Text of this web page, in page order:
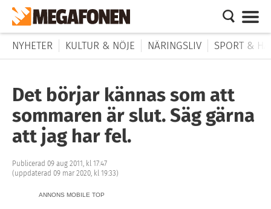
NYHETER KULTUR & NÖJE NÄRINGSLIV SPORT &
Det börjar kännas som att
sommaren är slut. Säg gärna
att jag har fel.
Publicerad 09 aug 2011, kl 17:47
(uppdaterad 09 mar 2020, kl 19:33)
ANNONS MOBILE TOP